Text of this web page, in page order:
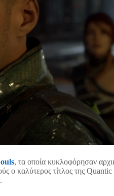
, τα οποία κυκλοφόρησαν
ο καλύτερος τίτλος της